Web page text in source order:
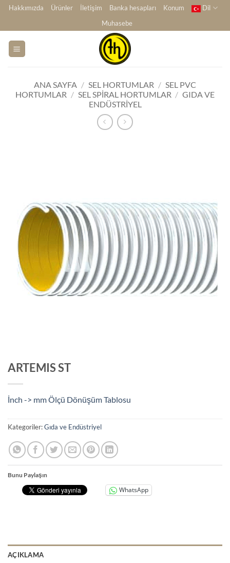
İçeriğe
Hakkımızda Ürünler İletişim Banka hesapları Konum
Dil
Muhasebe
ANA SAYFA / SEL HORTUMLAR / SEL PVC
HORTUMLAR / SEL SPIRAL HORTUMLAR / GIDA VE
ENDÜSTRIYEL
ARTEMIS ST
İnch -> mm Ölçü Dönüşüm Tablosu
Kategoriler:Gıda ve Endüstriyel
Bunu Paylaşın
WhatsApp
AÇIKLAMA